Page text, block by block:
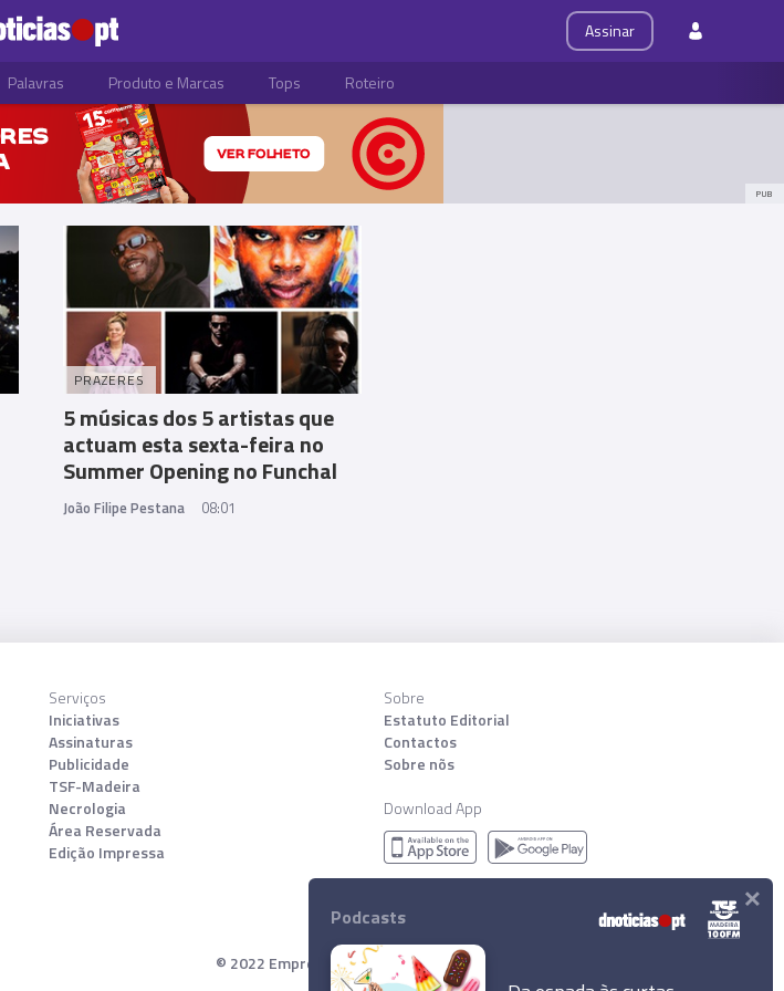
Assinar
Palavras Produto e Marcas Tops Roteiro
PUB
PRAZERES
5 músicas dos 5 artistas que
actuam esta sexta-feira no
Summer Opening no Funchal
João Filipe Pestana 08:01
Serviços
Iniciativas
Assinaturas
Publicidade
TSF-Madeira
Necrologia
Área Reservada
Edição Impressa
Sobre
Estatuto Editorial
Contactos
Sobre nõs
Download App
© 2022 Empresa Diário de Notícias, Lda. Todos os direitos reservados.
Podcasts ×